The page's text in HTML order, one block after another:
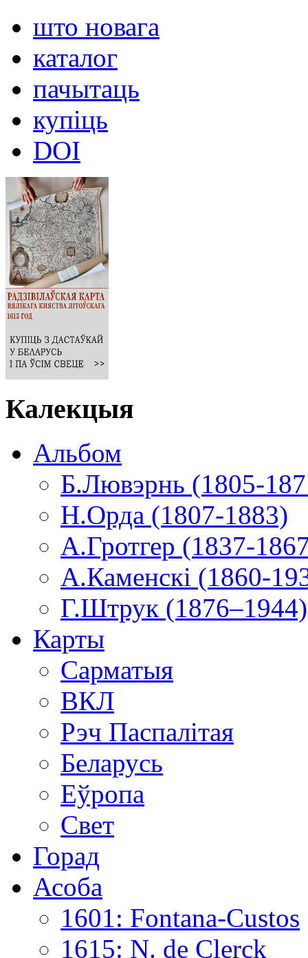
што новага
каталог
пачытаць
купіць
DOI
Калекцыя
Альбом
Б.Лювэрнь (1805-
Н.Орда (1807-1883)
А.Гротгер (1837-
А.Каменскі (1860-
Г.Штрук (1876–1944)
Карты
Сарматыя
ВКЛ
Рэч Паспалітая
Беларусь
Еўропа
Свет
Горад
Асоба
1601: Fontana-Custos
1615: N. de Clerck